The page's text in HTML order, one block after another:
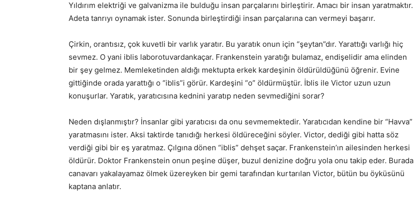
Yıldırım elektriği ve galvanizma ile bulduğu insan parçalarını birleştirir. Amacı bir insan yaratmaktır.
Adeta tanrıyı oynamak ister. Sonunda birleştirdiği insan parçalarına can vermeyi başarır.
Çirkin, orantısız, çok kuvetli bir varlık yaratır. Bu yaratık onun için “şeytan”dır. Yarattığı varlığı hiç
sevmez. O yani iblis laborotuvardankaçar. Frankenstein yaratığı bulamaz, endişelidir ama elinden
bir şey gelmez. Memleketinden aldığı mektupta erkek kardeşinin öldürüldüğünü öğrenir. Evine
gittiğinde orada yarattığı o “iblis”i görür. Kardeşini “o” öldürmüştür. İblis ile Victor uzun uzun
konuşurlar. Yaratık, yaratıcısına kednini yaratıp neden sevmediğini sorar?
Neden dışlanmıştır? İnsanlar gibi yaratıcısı da onu sevmemektedir. Yaratıcıdan kendine bir “Havva”
yaratmasını ister. Aksi taktirde tanıdığı herkesi öldüreceğini söyler. Victor, dediği gibi hatta söz
verdiği gibi bir eş yaratmaz. Çılgına dönen “iblis” dehşet saçar. Frankenstein’ın ailesinden herkesi
öldürür. Doktor Frankenstein onun peşine düşer, buzul denizine doğru yola onu takip eder. Burada
canavarı yakalayamaz ölmek üzereyken bir gemi tarafından kurtarılan Victor, bütün bu öyküsünü
kaptana anlatır.